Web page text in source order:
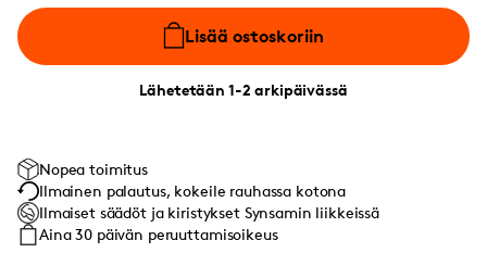
Lisää ostoskoriin
Lähetetään 1-2 arkipäivässä
Nopea toimitus
Ilmainen palautus, kokeile rauhassa kotona
Ilmaiset säädöt ja kiristykset Synsamin liikkeissä
Aina 30 päivän peruuttamisoikeus